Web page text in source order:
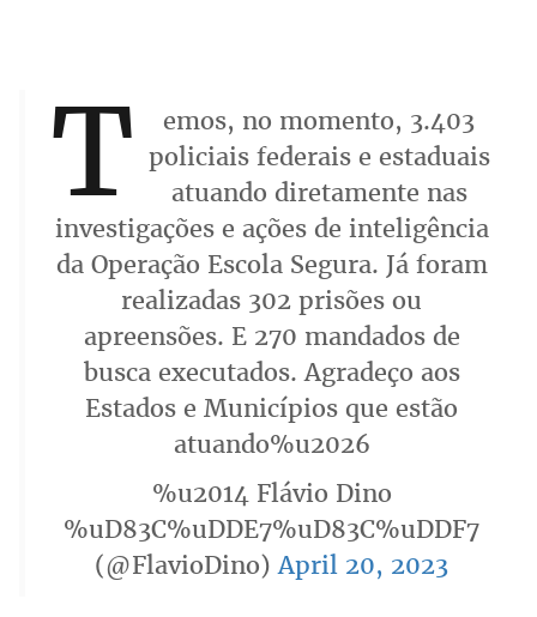
T
emos, no momento, 3.403
policiais federais e estaduais
atuando diretamente nas
investigações e ações de inteligência
da Operação Escola Segura. Já foram
realizadas 302 prisões ou
apreensões. E 270 mandados de
busca executados. Agradeço aos
Estados e Municípios que estão
atuando%u2026
%u2014 Flávio Dino
%uD83C%uDDE7%uD83C%uDDF7
(@FlavioDino)April 20, 2023